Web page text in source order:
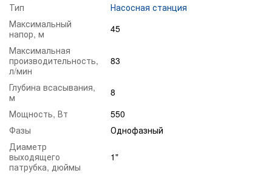
Тип
Насосная станция
Максимальный
напор, м
45
Максимальная
производительность,
л/мин
83
Глубина всасывания,
м
8
Мощность, Вт
550
Фазы
Однофазный
Диаметр
выходящего
патрубка, дюймы
1"